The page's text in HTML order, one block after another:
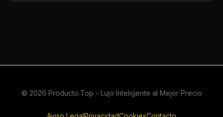
© 2026 Producto.Top - Lujo Inteligente al Mejor Precio